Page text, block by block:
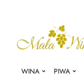
WINA PIWA